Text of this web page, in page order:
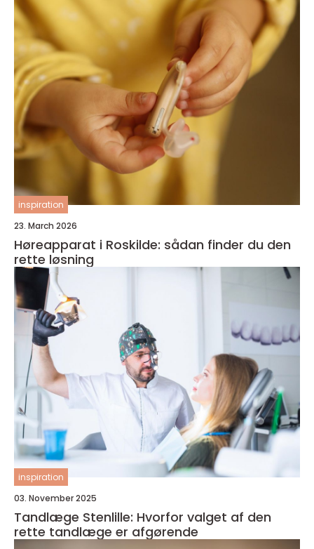
inspiration
23. March 2026
Høreapparat i Roskilde: sådan finder du den
rette løsning
inspiration
03. November 2025
Tandlæge Stenlille: Hvorfor valget af den
rette tandlæge er afgørende